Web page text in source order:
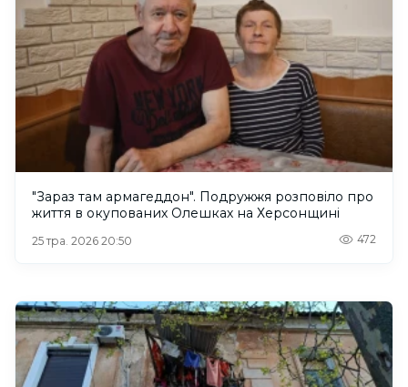
"Зараз там армагеддон". Подружжя розповіло про
життя в окупованих Олешках на Херсонщині
25 тра. 2026 20:50 472